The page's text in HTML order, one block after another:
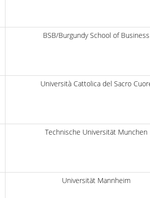
BSB/Burgundy School of Business
Università Cattolica del Sacro
Technische Universität Munchen
Universität Mannheim